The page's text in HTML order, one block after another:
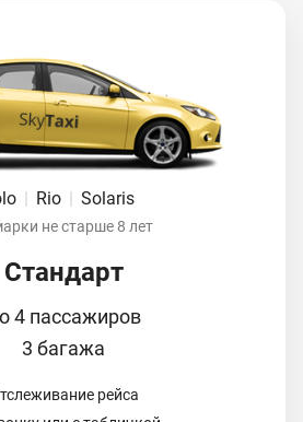
| Rio | Solaris
не старше 8 лет
Стандарт
4 пассажиров
3 багажа
рейса